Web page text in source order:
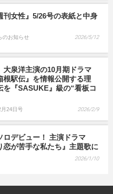
刊女性』5/26号の表紙と中身
のお知らせ 2026/5/12
大泉洋主演の10月期ドラマ
根駅伝』を情報公開する理
を『SASUKE』級の“看板コ
24日号 2026/2/9
ロデビュー！ 主演ドラマ
恋が苦手な私たち』主題歌に
2026/1/10